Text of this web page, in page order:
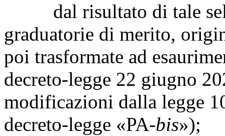
dal risultato di tale
graduatorie di merito,
poi trasformate ad
decreto-legge 22 giugno
modificazioni dalla legge
decreto-legge «PA-bis»);